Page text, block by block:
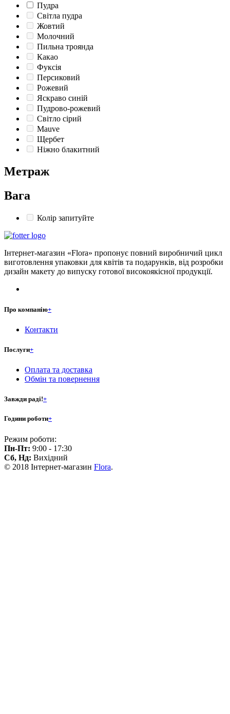
Пудра
Світла пудра
Жовтий
Молочний
Пильна троянда
Какао
Фуксія
Персиковий
Рожевий
Яскраво синій
Пудрово-рожевий
Світло сірий
Mauve
Щербет
Ніжно блакитний
Метраж
Вага
Колір запитуйте
Інтернет-магазин «Flora» пропонує повний виробничий цикл
виготовлення упаковки для квітів та подарунків, від розробки
дизайн макету до випуску готової високоякісної продукції.
Про компанію+
Контакти
Послуги+
Оплата та доставка
Обмін та повернення
Завжди раді!+
Години роботи+
Режим роботи:
Пн-Пт: 9:00 - 17:30
Сб, Нд: Вихідний
© 2018 Інтернет-магазин Flora.